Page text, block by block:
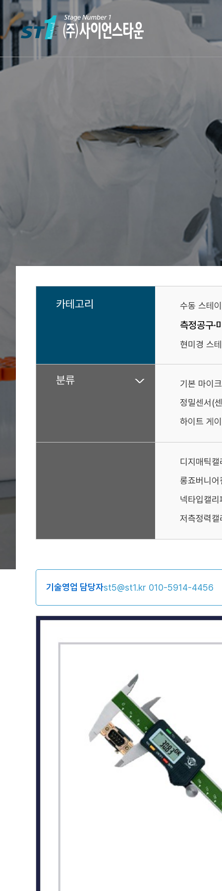
카테고리 수동 스테
측정공구·
현미경 스
분류
기본 마이
정밀센서(
하이트 게
디지매틱캘
롱죠버니어
넥타입캘리
저측정력캘
기술영업 담당자st5@st1.kr 010-5914-4456